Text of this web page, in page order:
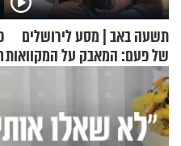
תשעה באב | מסע לירושלים
של פעם: המאבק על המקוואות